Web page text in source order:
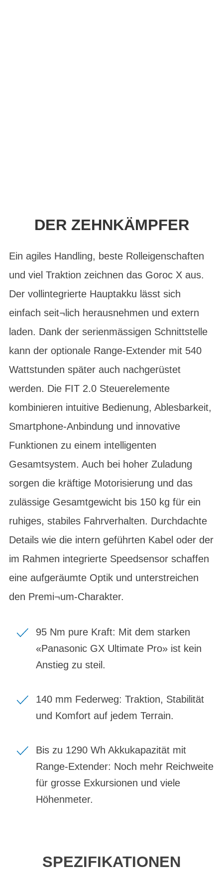
DER ZEHNKÄMPFER
Ein agiles Handling, beste Rolleigenschaften
und viel Traktion zeichnen das Goroc X aus.
Der vollintegrierte Hauptakku lässt sich
einfach seit¬lich herausnehmen und extern
laden. Dank der serienmässigen Schnittstelle
kann der optionale Range-Extender mit 540
Wattstunden später auch nachgerüstet
werden. Die FIT 2.0 Steuerelemente
kombinieren intuitive Bedienung, Ablesbarkeit,
Smartphone-Anbindung und innovative
Funktionen zu einem intelligenten
Gesamtsystem. Auch bei hoher Zuladung
sorgen die kräftige Motorisierung und das
zulässige Gesamtgewicht bis 150 kg für ein
ruhiges, stabiles Fahrverhalten. Durchdachte
Details wie die intern geführten Kabel oder der
im Rahmen integrierte Speedsensor schaffen
eine aufgeräumte Optik und unterstreichen
den Premi¬um-Charakter.
95 Nm pure Kraft: Mit dem starken
«Panasonic GX Ultimate Pro» ist kein
Anstieg zu steil.
140 mm Federweg: Traktion, Stabilität
und Komfort auf jedem Terrain.
Bis zu 1290 Wh Akkukapazität mit
Range-Extender: Noch mehr Reichweite
für grosse Exkursionen und viele
Höhenmeter.
SPEZIFIKATIONEN